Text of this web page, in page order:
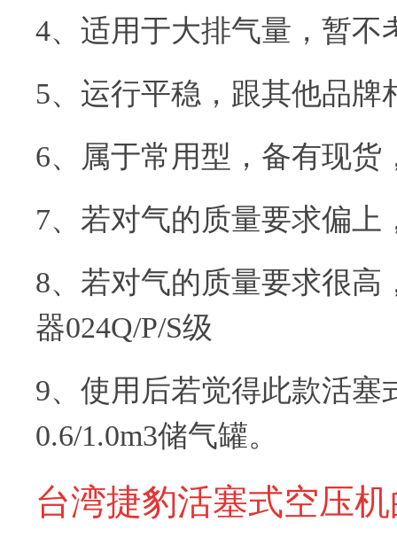
4、适用于大排气量，暂不
5、运行平稳，跟其他品牌
6、属于常用型，备有现货
7、若对气的质量要求偏上
8、若对气的质量要求很高
器024Q/P/S级
9、使用后若觉得此款活
0.6/1.0m3储气罐。
台湾捷豹活塞式空压